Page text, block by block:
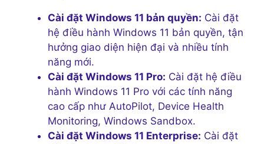
Cài đặt Windows 11 bản quyền: Cài đặt
hệ điều hành Windows 11 bản quyền, tận
hưởng giao diện hiện đại và nhiều tính
năng mới.
Cài đặt Windows 11 Pro: Cài đặt hệ điều
hành Windows 11 Pro với các tính năng
cao cấp như AutoPilot, Device Health
Monitoring, Windows Sandbox.
Cài đặt Windows 11 Enterprise: Cài đặt